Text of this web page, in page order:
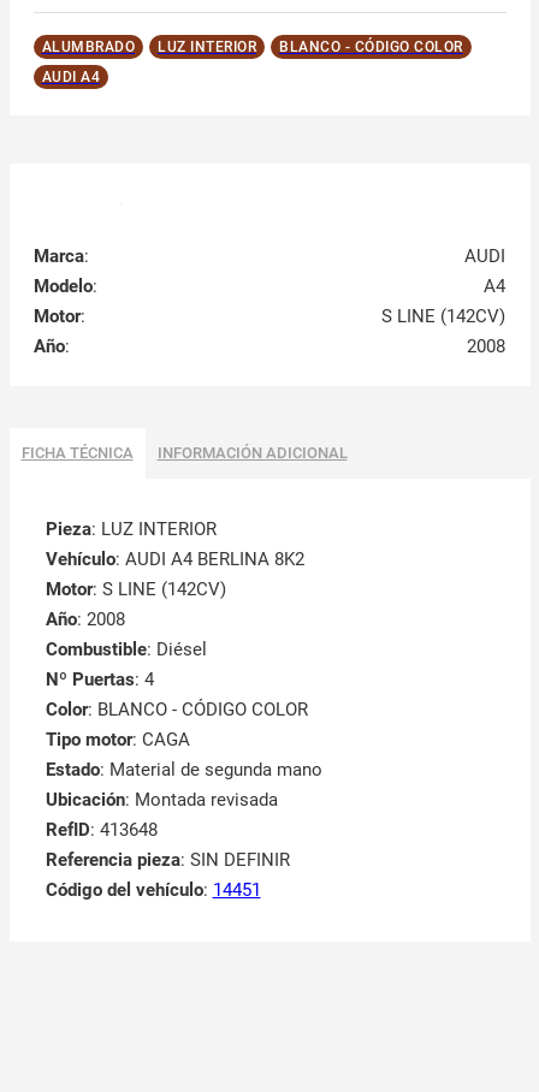
ALUMBRADO LUZ INTERIOR
BLANCO - CÓDIGO COLOR
AUDI A4
Marca:
AUDI
Modelo:
A4
Motor:
S LINE (142CV)
Año: 2008
FICHA TÉCNICA INFORMACIÓN ADICIONAL
Pieza: LUZ INTERIOR
Vehículo: AUDI A4 BERLINA 8K2
Motor: S LINE (142CV)
Año: 2008
Combustible: Diésel
Nº Puertas: 4
Color: BLANCO - CÓDIGO COLOR
Tipo motor: CAGA
Estado: Material de segunda mano
Ubicación: Montada revisada
RefID: 413648
Referencia pieza: SIN DEFINIR
Código del vehículo: 14451